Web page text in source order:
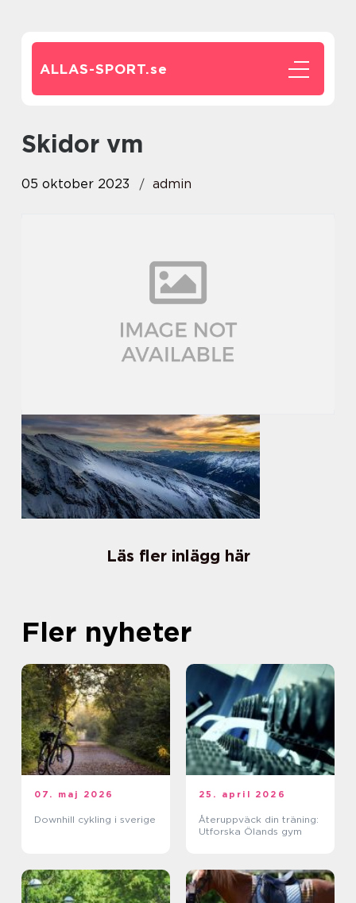
ALLAS-SPORT.se
skidor vm
05 oktober 2023 admin
Läs fler inlägg här
Fler nyheter
07. maj 2026
Downhill cykling i sverige
25. april 2026
Återuppväck din träning:
Utforska Ölands gym